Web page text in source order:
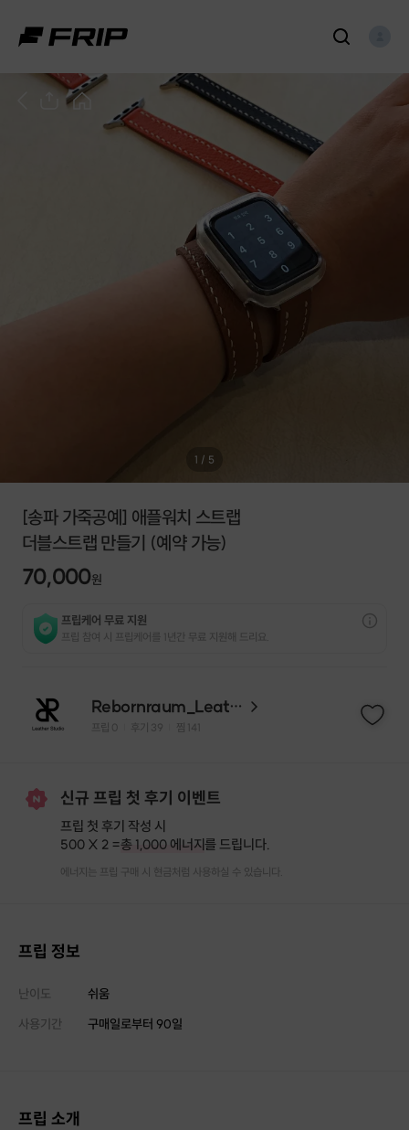
1 / 5
[송파 가죽공예] 애플워치 스트랩
더블스트랩 만들기 (예약 가능)
70,000원
프립케어 무료 지원
프립 참여 시 프립케어를 1년간 무료 지원해 드리요.
Rebornraum_Leather
프립 0 후기 39 찜 141
신규 프립 첫 후기 이벤트
프립 첫 후기 작성 시
500 X 2 =총 1,000 에너지를 드립니다.
에너지는 프립 구매 시 현금처럼 사용하실 수 있습니다.
프립 정보
난이도
쉬움
사용기간
구매일로부터 90일
프립 소개